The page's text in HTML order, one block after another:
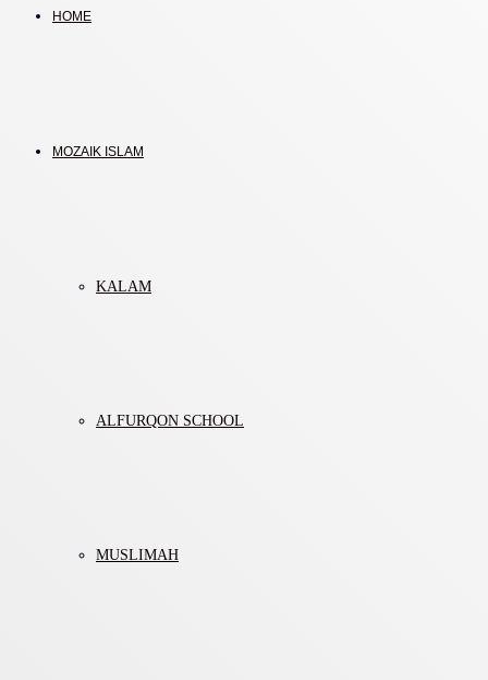
HOME
MOZAIK ISLAM
KALAM
ALFURQON SCHOOL
MUSLIMAH